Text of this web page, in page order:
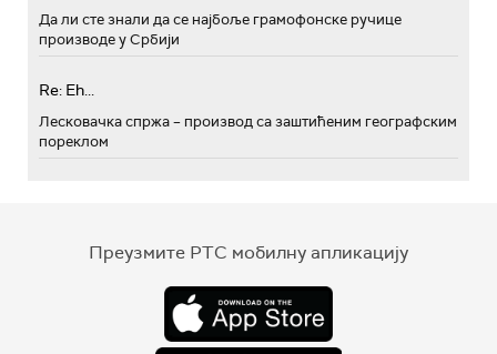
Да ли сте знали да се најбоље грамофонске ручице
производе у Србији
Re: Eh...
Лесковачка спржа – производ са заштићеним географским
пореклом
Преузмите РТС мобилну апликацију